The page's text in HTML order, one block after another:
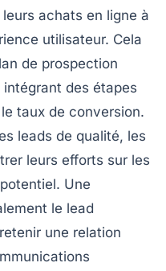
achats en ligne à
utilisateur. Cela
de prospection
des étapes
taux de conversion.
leads de qualité, les
leurs efforts sur les
Une
le lead
une relation